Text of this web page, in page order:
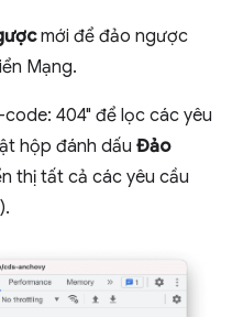
mới để đảo ngược
Mạng.
404" để lọc các yêu
hộp đánh dấu Đảo
thị tất cả các yêu cầu